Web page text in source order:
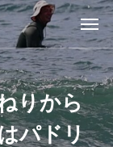
りから
パドリ